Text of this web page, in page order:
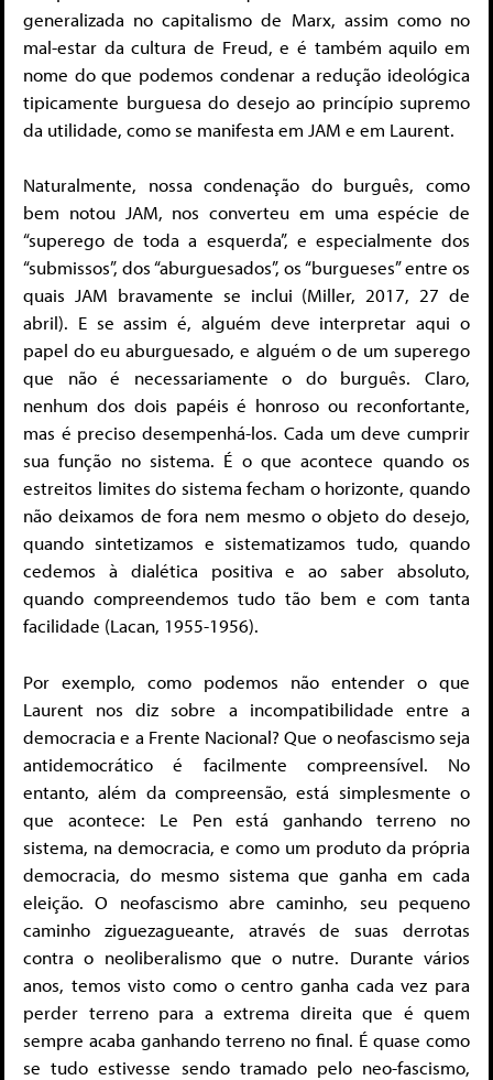
generalizada no capitalismo de Marx, assim como no
mal-estar da cultura de Freud, e é também aquilo em
nome do que podemos condenar a redução ideológica
tipicamente burguesa do desejo ao princípio supremo
da utilidade, como se manifesta em JAM e em Laurent.
Naturalmente, nossa condenação do burguês, como
bem notou JAM, nos converteu em uma espécie de
“superego de toda a esquerda”, e especialmente dos
“submissos”, dos “aburguesados”, os “burgueses” entre os
quais JAM bravamente se inclui (Miller, 2017, 27 de
abril). E se assim é, alguém deve interpretar aqui o
papel do eu aburguesado, e alguém o de um superego
que não é necessariamente o do burguês. Claro,
nenhum dos dois papéis é honroso ou reconfortante,
mas é preciso desempenhá-los. Cada um deve cumprir
sua função no sistema. É o que acontece quando os
estreitos limites do sistema fecham o horizonte, quando
não deixamos de fora nem mesmo o objeto do desejo,
quando sintetizamos e sistematizamos tudo, quando
cedemos à dialética positiva e ao saber absoluto,
quando compreendemos tudo tão bem e com tanta
facilidade (Lacan, 1955-1956).
Por exemplo, como podemos não entender o que
Laurent nos diz sobre a incompatibilidade entre a
democracia e a Frente Nacional? Que o neofascismo seja
antidemocrático é facilmente compreensível. No
entanto, além da compreensão, está simplesmente o
que acontece: Le Pen está ganhando terreno no
sistema, na democracia, e como um produto da própria
democracia, do mesmo sistema que ganha em cada
eleição. O neofascismo abre caminho, seu pequeno
caminho ziguezagueante, através de suas derrotas
contra o neoliberalismo que o nutre. Durante vários
anos, temos visto como o centro ganha cada vez para
perder terreno para a extrema direita que é quem
sempre acaba ganhando terreno no final. É quase como
se tudo estivesse sendo tramado pelo neo-fascismo,